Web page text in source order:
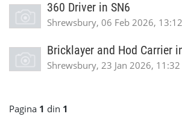
360 Driver in SN6
Shrewsbury, 06 Feb 2026, 13:12
Bricklayer and Hod Carrier
Shrewsbury, 23 Jan 2026, 11:32
Pagina 1 din 1